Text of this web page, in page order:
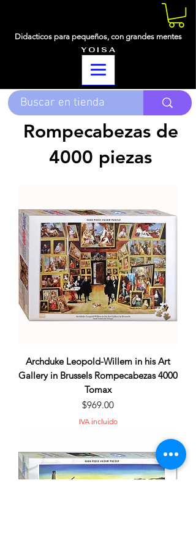
Didacticos para pequeños, con grandes mentes
Y O I S A
Rompecabezas de
4000 piezas
Archduke Leopold-Willem in his Art
Gallery in Brussels Rompecabezas 4000
Tomax
Precio
$969.00
IVA incluido